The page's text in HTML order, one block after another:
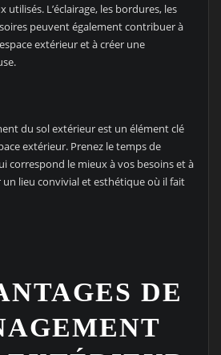
L’éclairage, les bordures, les
peuvent également contribuer à
extérieur et à créer une
du sol extérieur est un élément clé
extérieur. Prenez le temps de
correspond le mieux à vos besoins et à
un lieu convivial et esthétique où il fait
DE